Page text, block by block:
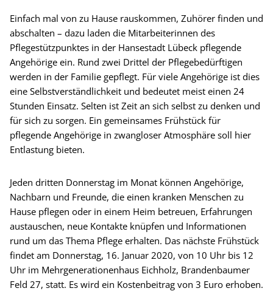
Einfach mal von zu Hause rauskommen, Zuhörer finden und
abschalten – dazu laden die Mitarbeiterinnen des
Pflegestützpunktes in der Hansestadt Lübeck pflegende
Angehörige ein. Rund zwei Drittel der Pflegebedürftigen
werden in der Familie gepflegt. Für viele Angehörige ist dies
eine Selbstverständlichkeit und bedeutet meist einen 24
Stunden Einsatz. Selten ist Zeit an sich selbst zu denken und
für sich zu sorgen. Ein gemeinsames Frühstück für
pflegende Angehörige in zwangloser Atmosphäre soll hier
Entlastung bieten.
Jeden dritten Donnerstag im Monat können Angehörige,
Nachbarn und Freunde, die einen kranken Menschen zu
Hause pflegen oder in einem Heim betreuen, Erfahrungen
austauschen, neue Kontakte knüpfen und Informationen
rund um das Thema Pflege erhalten. Das nächste Frühstück
findet am Donnerstag, 16. Januar 2020, von 10 Uhr bis 12
Uhr im Mehrgenerationenhaus Eichholz, Brandenbaumer
Feld 27, statt. Es wird ein Kostenbeitrag von 3 Euro erhoben.